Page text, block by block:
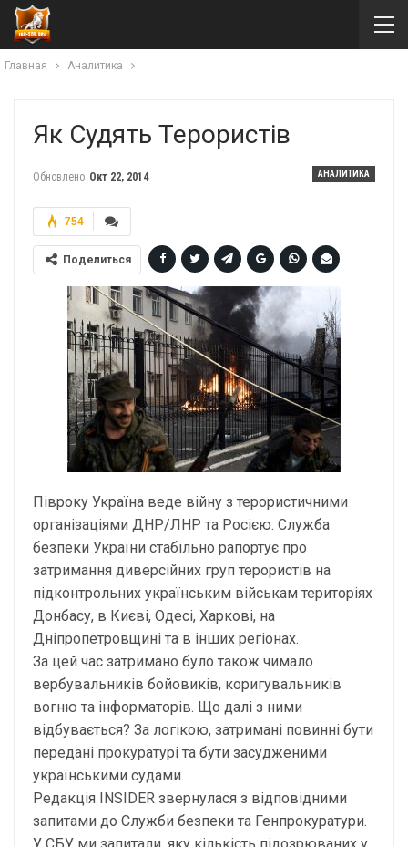
Главная Аналитика
Як Судять Терористів
АНАЛИТИКА
Обновлено Окт 22, 2014
754
Поделиться
Півроку Україна веде війну з терористичними
організаціями ДНР/ЛНР та Росією. Служба
безпеки України стабільно рапортує про
затримання диверсійних груп терористів на
підконтрольних українським військам територіях
Донбасу, в Києві, Одесі, Харкові, на
Дніпропетровщині та в інших регіонах.
За цей час затримано було також чимало
вербувальників бойовиків, коригувальників
вогню та інформаторів. Що далі з ними
відбувається? За логікою, затримані повинні бути
передані прокуратурі та бути засудженими
українськими судами.
Редакція INSIDER звернулася з відповідними
запитами до Служби безпеки та Генпрокуратури.